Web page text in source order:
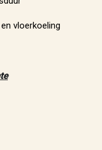
vloerkoeling